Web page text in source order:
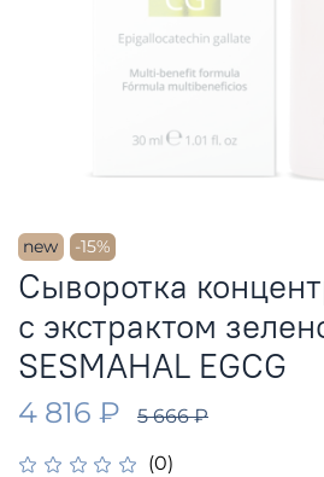
new -15%
(0)
Сыворотка
с экстрактом
SESMAHAL EGCG
4 816 ₽ 5 666 ₽